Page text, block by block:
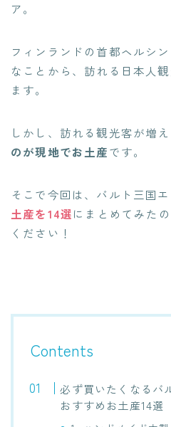
ア。
フィンランドの首都ヘルシ
なことから、訪れる日本人
ます。
しかし、訪れる観光客が増
のが現地でお土産です。
そこで今回は、バルト三国
土産を14選にまとめてみた
ください！
Contents
必ず買いたくなるバ
おすすめお土産14選